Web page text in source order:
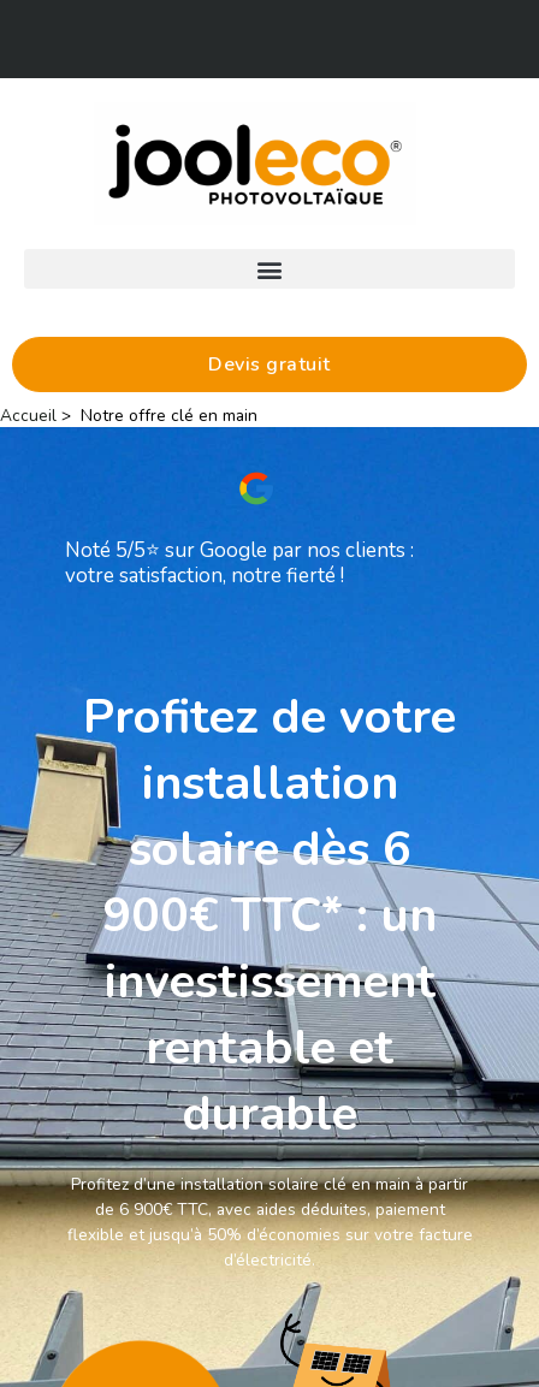
Devis gratuit
Accueil Notre offre clé en main
Noté 5/5⭐ sur Google par nos clients :
votre satisfaction, notre fierté !
Profitez de votre
installation
solaire dès 6
900€ TTC* : un
investissement
rentable et
durable
Profitez d’une installation solaire clé en main à partir
de 6 900€ TTC, avec aides déduites, paiement
flexible et jusqu’à 50% d’économies sur votre facture
d’électricité.